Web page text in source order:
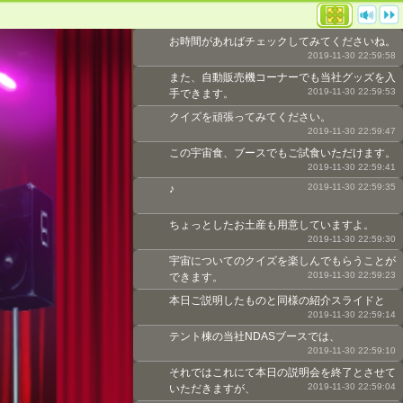
お時間があればチェックしてみてくださいね。
2019-11-30 22:59:58
また、自動販売機コーナーでも当社グッズを入
手できます。
2019-11-30 22:59:53
クイズを頑張ってみてください。
2019-11-30 22:59:47
この宇宙食、ブースでもご試食いただけます。
2019-11-30 22:59:41
♪ 2019-11-30 22:59:35
ちょっとしたお土産も用意していますよ。
2019-11-30 22:59:30
宇宙についてのクイズを楽しんでもらうことが
できます。
2019-11-30 22:59:23
本日ご説明したものと同様の紹介スライドと
2019-11-30 22:59:14
テント棟の当社NDASブースでは、
2019-11-30 22:59:10
それではこれにて本日の説明会を終了とさせて
いただきますが、
2019-11-30 22:59:04